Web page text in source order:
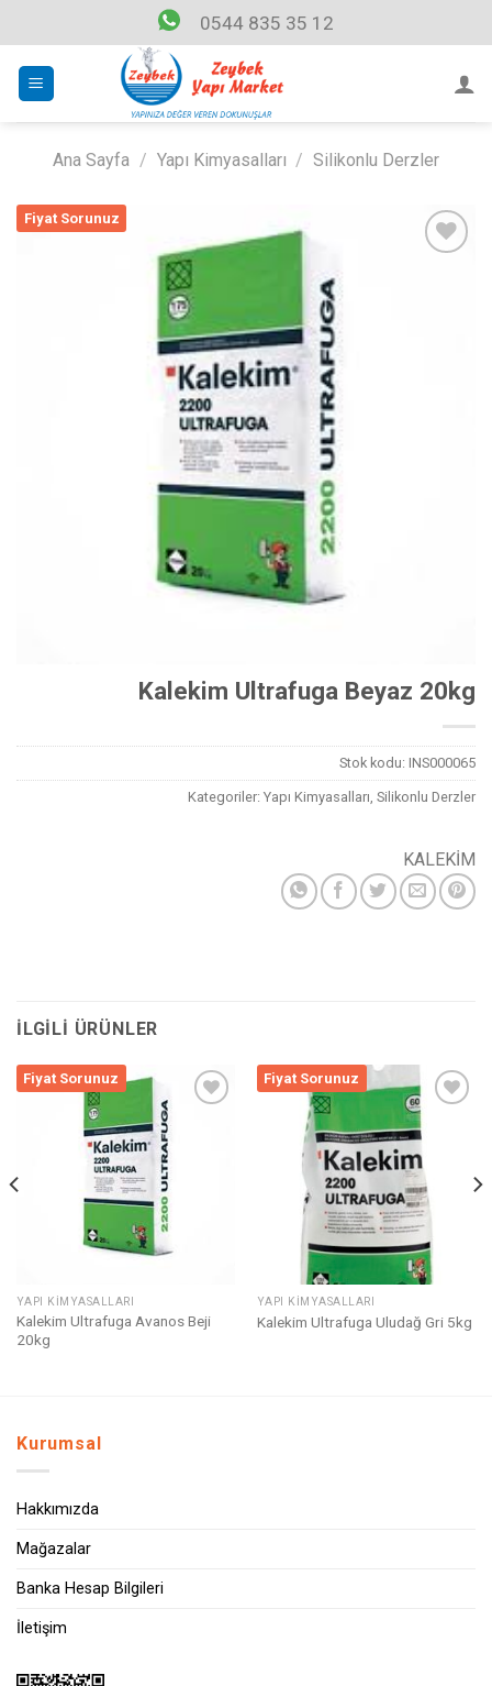
to
content
0544 835 35 12
Ana Sayfa / Yapı Kimyasalları / Silikonlu Derzler
Fiyat Sorunuz
Kalekim Ultrafuga Beyaz 20kg
Stok kodu: INS000065
Kategoriler: Yapı Kimyasalları, Silikonlu Derzler
KALEKİM
İLGILI ÜRÜNLER
Fiyat Sorunuz
YAPI KIMYASALLARI
Kalekim Ultrafuga Avanos Beji
20kg
Fiyat Sorunuz
Listeme
YAPI KIMYASALLARI
Kalekim Ultrafuga Uludağ Gri 5kg
Kurumsal
Hakkımızda
Mağazalar
Banka Hesap Bilgileri
İletişim